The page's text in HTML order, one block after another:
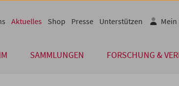
SAMMLUNGEN FORSCHUNG &
Aktuelles Shop Presse Unterstützen